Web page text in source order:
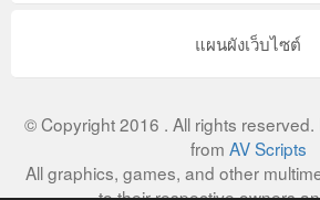
แผนผังเว็บไซต์
© Copyright 2016 . All rights reserved.
from AV Scripts
All graphics, games, and other